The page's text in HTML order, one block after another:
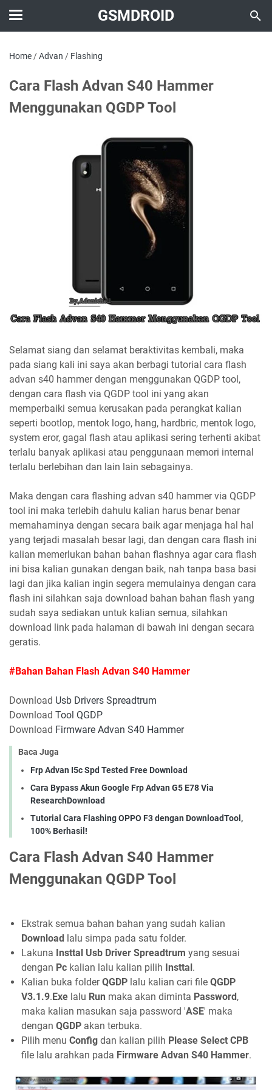
GSMDROID
Home /Advan / Flashing
Cara Flash Advan S40 Hammer
Menggunakan QGDP Tool
Selamat siang dan selamat beraktivitas kembali, maka
pada siang kali ini saya akan berbagi tutorial cara flash
advan s40 hammer dengan menggunakan QGDP tool,
dengan cara flash via QGDP tool ini yang akan
memperbaiki semua kerusakan pada perangkat kalian
seperti bootlop, mentok logo, hang, hardbric, mentok logo,
system eror, gagal flash atau aplikasi sering terhenti akibat
terlalu banyak aplikasi atau penggunaan memori internal
terlalu berlebihan dan lain lain sebagainya.
Maka dengan cara flashing advan s40 hammer via QGDP
tool ini maka terlebih dahulu kalian harus benar benar
memahaminya dengan secara baik agar menjaga hal hal
yang terjadi masalah besar lagi, dan dengan cara flash ini
kalian memerlukan bahan bahan flashnya agar cara flash
ini bisa kalian gunakan dengan baik, nah tanpa basa basi
lagi dan jika kalian ingin segera memulainya dengan cara
flash ini silahkan saja download bahan bahan flash yang
sudah saya sediakan untuk kalian semua, silahkan
download link pada halaman di bawah ini dengan secara
geratis.
#Bahan Bahan Flash Advan S40 Hammer
Download Usb Drivers Spreadtrum
Download Tool QGDP
Download Firmware Advan S40 Hammer
Baca Juga
Frp Advan I5c Spd Tested Free Download
Cara Bypass Akun Google Frp Advan G5 E78 Via
ResearchDownload
Tutorial Cara Flashing OPPO F3 dengan DownloadTool,
100% Berhasil!
Cara Flash Advan S40 Hammer
Menggunakan QGDP Tool
Ekstrak semua bahan bahan yang sudah kalian
Download lalu simpa pada satu folder.
Lakuna Insttal Usb Driver Spreadtrum yang sesuai
dengan Pc kalian lalu kalian pilih Insttal.
Kalian buka folderQGDP lalu kalian cari file QGDP
V3.1.9.Exe lalu Run maka akan diminta Password,
maka kalian masukan saja password 'ASE' maka
dengan QGDP akan terbuka.
Pilih menu Config dan kalian pilih Please Select CPB
file lalu arahkan pada Firmware Advan S40 Hammer.